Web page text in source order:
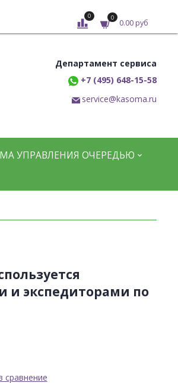
0 0
0.00 руб
Департамент сервиса
+7 (495) 648-15-58
service@kasoma.ru
УПРАВЛЕНИЯ ОЧЕРЕДЬЮ
и экспедиторами по
сравнение